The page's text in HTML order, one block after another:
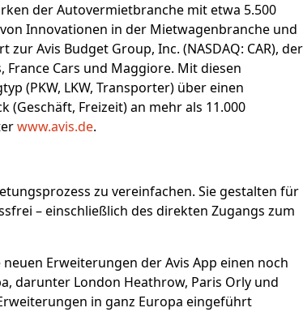
der Autovermietbranche mit etwa 5.500
Innovationen in der Mietwagenbranche und
Avis Budget Group, Inc. (NASDAQ: CAR), der
France Cars und Maggiore. Mit diesen
(PKW, LKW, Transporter) über einen
(Geschäft, Freizeit) an mehr als 11.000
www.avis.de.
zu vereinfachen. Sie gestalten für
– einschließlich des direkten Zugangs zum
Erweiterungen der Avis App einen noch
darunter London Heathrow, Paris Orly und
in ganz Europa eingeführt